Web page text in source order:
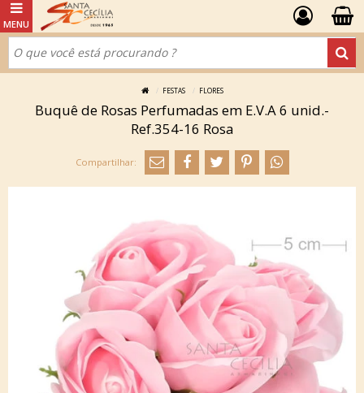
FESTAS FLORES
Buquê de Rosas Perfumadas em E.V.A 6 unid.-
Ref.354-16 Rosa